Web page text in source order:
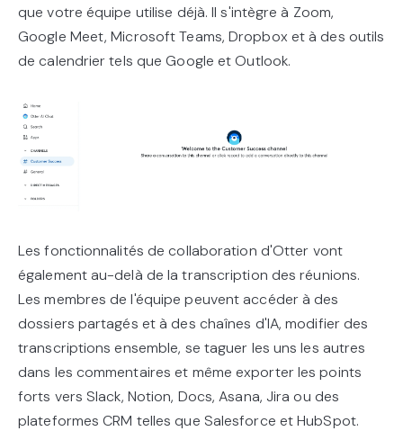
que votre équipe utilise déjà. Il s'intègre à Zoom,
Google Meet, Microsoft Teams, Dropbox et à des outils
de calendrier tels que Google et Outlook.
Les fonctionnalités de collaboration d'Otter vont
également au-delà de la transcription des réunions.
Les membres de l'équipe peuvent accéder à des
dossiers partagés et à des chaînes d'IA, modifier des
transcriptions ensemble, se taguer les uns les autres
dans les commentaires et même exporter les points
forts vers Slack, Notion, Docs, Asana, Jira ou des
plateformes CRM telles que Salesforce et HubSpot.